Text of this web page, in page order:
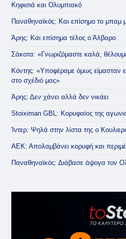
Κηφισιά και Ολυμπιακό
Παναθηναϊκός: Και επίσημο το μπαμ
Άρης: Και επίσημα τέλος ο Άλβαρο
Σάκοτα: «Γνωριζόμαστε καλά,
Κόντης: «Υποφέραμε όμως είμασταν
στο σχέδιό μας»
Άρης: Δεν χάνει αλλά δεν νικάει
Stoiximan GBL: Κορυφαίος της
Ίντερ: Ψηλά στην λίστα της ο
ΑΕΚ: Απολαμβάνει κορυφή και
Παναθηναϊκός: Διάβασε άψογα τον